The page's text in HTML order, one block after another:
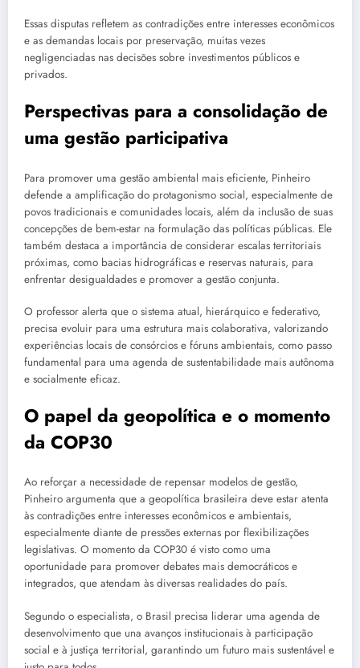
Essas disputas refletem as contradições entre interesses econômicos
e as demandas locais por preservação, muitas vezes
negligenciadas nas decisões sobre investimentos públicos e
privados.
Perspectivas para a consolidação de
uma gestão participativa
Para promover uma gestão ambiental mais eficiente, Pinheiro
defende a amplificação do protagonismo social, especialmente de
povos tradicionais e comunidades locais, além da inclusão de suas
concepções de bem-estar na formulação das políticas públicas. Ele
também destaca a importância de considerar escalas territoriais
próximas, como bacias hidrográficas e reservas naturais, para
enfrentar desigualdades e promover a gestão conjunta.
O professor alerta que o sistema atual, hierárquico e federativo,
precisa evoluir para uma estrutura mais colaborativa, valorizando
experiências locais de consórcios e fóruns ambientais, como passo
fundamental para uma agenda de sustentabilidade mais autônoma
e socialmente eficaz.
O papel da geopolítica e o momento
da COP30
Ao reforçar a necessidade de repensar modelos de gestão,
Pinheiro argumenta que a geopolítica brasileira deve estar atenta
às contradições entre interesses econômicos e ambientais,
especialmente diante de pressões externas por flexibilizações
legislativas. O momento da COP30 é visto como uma
oportunidade para promover debates mais democráticos e
integrados, que atendam às diversas realidades do país.
Segundo o especialista, o Brasil precisa liderar uma agenda de
desenvolvimento que una avanços institucionais à participação
social e à justiça territorial, garantindo um futuro mais sustentável e